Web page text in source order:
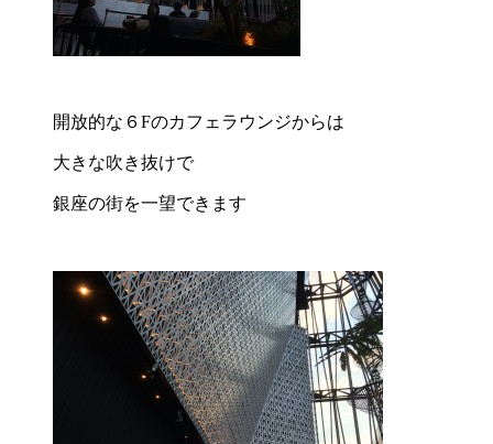
開放的な６Fのカフェラウンジからは
大きな吹き抜けで
銀座の街を一望できます